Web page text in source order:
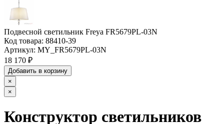
Подвесной светильник Freya FR5679PL-03N
Код товара: 88410-39
Артикул: MY_FR5679PL-03N
18 170 ₽
Добавить в корзину
×
×
Конструктор светильников